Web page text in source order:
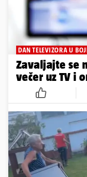
DAN TELEVIZORA U
Zavaljajte se
večer uz TV i